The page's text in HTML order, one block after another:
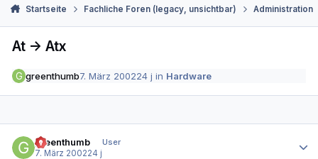
Startseite Fachliche Foren (legacy, unsichtbar) Administration
At -> Atx
greenthumb7. März 200224 j in Hardware
greenthumb
User
7. März 200224 j